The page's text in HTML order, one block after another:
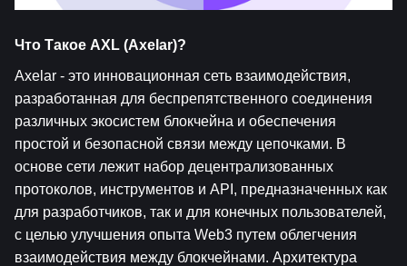
Что Такое AXL (Axelar)?
Axelar - это инновационная сеть взаимодействия,
разработанная для беспрепятственного соединения
различных экосистем блокчейна и обеспечения
простой и безопасной связи между цепочками. В
основе сети лежит набор децентрализованных
протоколов, инструментов и API, предназначенных как
для разработчиков, так и для конечных пользователей,
с целью улучшения опыта Web3 путем облегчения
взаимодействия между блокчейнами. Архитектура